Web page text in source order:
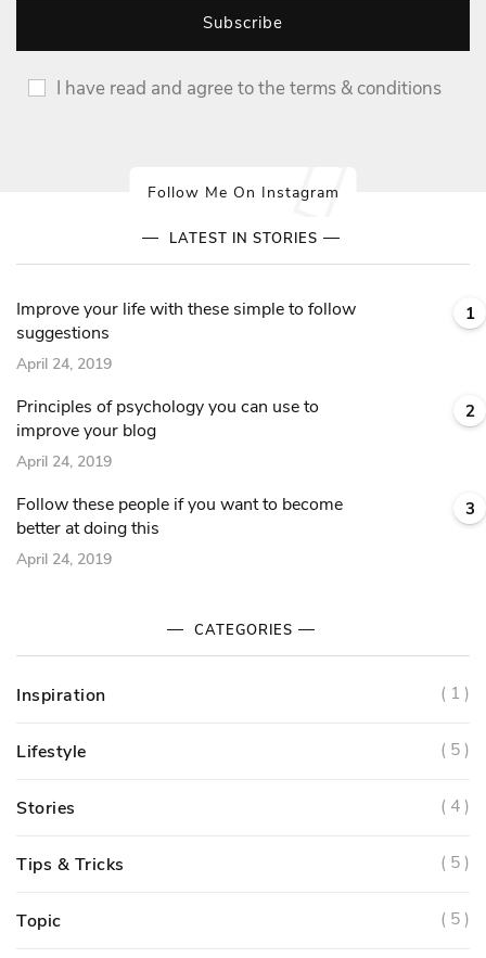
I have read and agree to the terms & conditions
Follow Me On Instagram
LATEST IN STORIES
1
Improve your life with these simple to follow
suggestions
April 24, 2019
2
Principles of psychology you can use to
improve your blog
April 24, 2019
3
Follow these people if you want to become
better at doing this
April 24, 2019
CATEGORIES
Inspiration ( 1 )
Lifestyle ( 5 )
Stories ( 4 )
Tips & Tricks ( 5 )
Topic ( 5 )